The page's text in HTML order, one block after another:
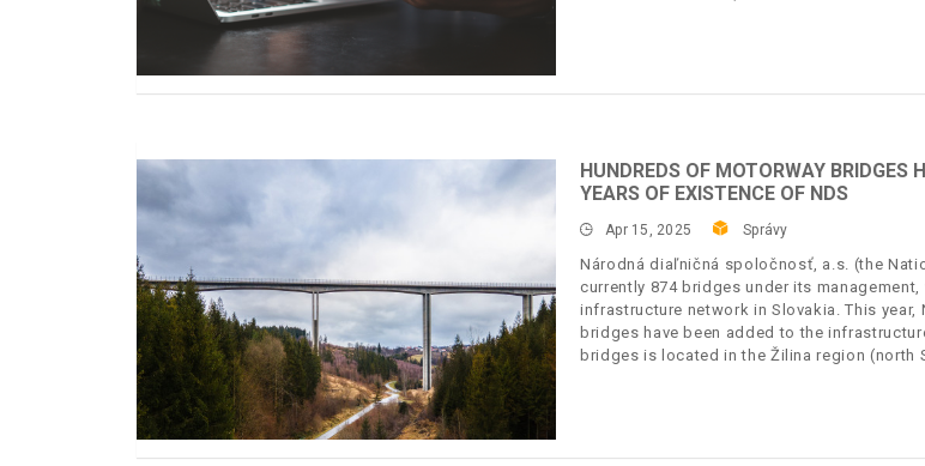
HUNDREDS OF MOTORWAY BRIDGES
YEARS OF EXISTENCE OF NDS
Apr 15, 2025 Správy
Národná diaľničná spoločnosť, a.s. (the
currently 874 bridges under its
infrastructure network in Slovakia. This
bridges have been added to the
bridges is located in the Žilina region (north